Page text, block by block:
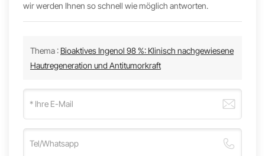
wir werden Ihnen so schnell wie möglich antworten.
Thema : Bioaktives Ingenol 98 %: Klinisch nachgewiesene
Hautregeneration und Antitumorkraft